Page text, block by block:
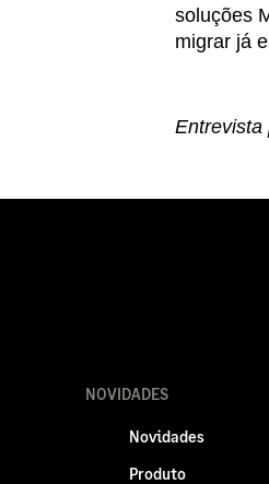
soluções
migrar já
Entrevista
NOVIDADES
Novidades
Produto